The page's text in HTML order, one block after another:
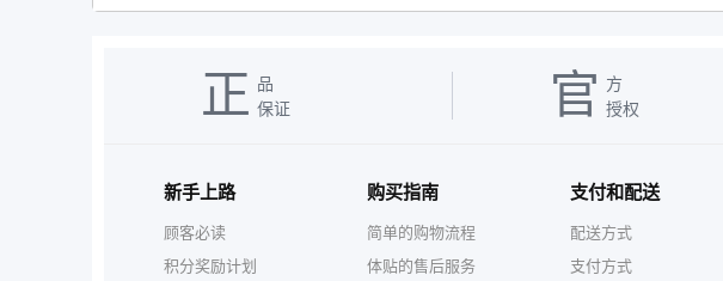
正 品
保证
官 方
授权
新手上路
顾客必读
积分奖励计划
购买指南
简单的购物流程
体贴的售后服务
支付和配送
配送方式
支付方式